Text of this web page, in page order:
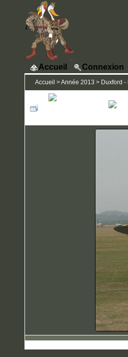
Accueil Connexion
Accueil >Année 2013 > Duxford